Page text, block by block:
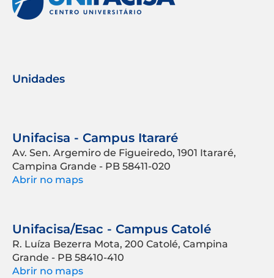
Unidades
Unifacisa - Campus Itararé
Av. Sen. Argemiro de Figueiredo, 1901 Itararé,
Campina Grande - PB 58411-020
Abrir no maps
Unifacisa/Esac - Campus Catolé
R. Luíza Bezerra Mota, 200 Catolé, Campina
Grande - PB 58410-410
Abrir no maps